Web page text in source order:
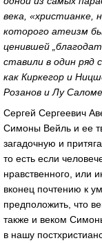
века, «христианке,
которого атеизм
ценившей
ставили в один ряд
как Киркегор и
Розанов и Лу Саломе.
Сергей Сергеевич
Симоны Вейль и ее
загадочную и
то есть если
нравственного, или
вконец почтению к
предположить, что
также и веком
в нашу